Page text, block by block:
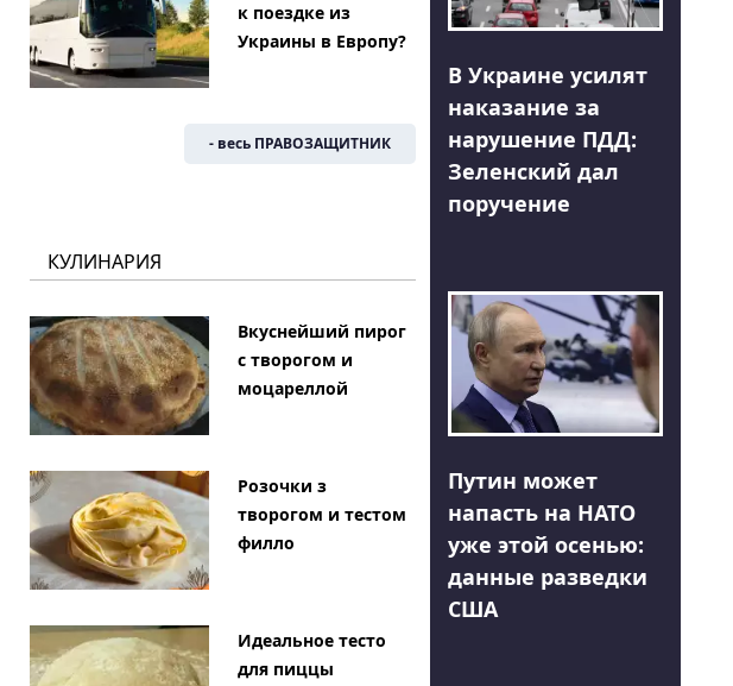
к поездке из
Украины в Европу?
- весь ПРАВОЗАЩИТНИК
КУЛИНАРИЯ
Вкуснейший пирог
с творогом и
моцареллой
Розочки з
творогом и тестом
филло
Идеальное тесто
для пиццы
В Украине усилят
наказание за
нарушение ПДД:
Зеленский дал
поручение
Путин может
напасть на НАТО
уже этой осенью:
данные разведки
США